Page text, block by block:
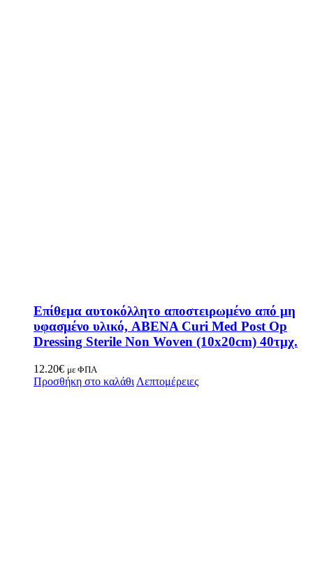
Επίθεμα αυτοκόλλητο αποστειρωμένο από μη
υφασμένο υλικό, ABENA Curi Med Post Op
Dressing Sterile Non Woven (10x20cm) 40τμχ.
12.20€ με ΦΠΑ
Προσθήκη στο καλάθι Λεπτομέρειες